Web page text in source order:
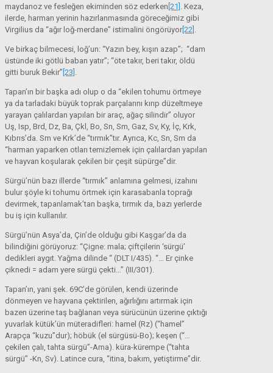
maydanoz ve fesleğen ekiminden söz ederken [21] . Keza,
ilerde, harman yerinin hazırlanmasında göreceğimiz gibi
Virgilius da “ağır loğ-merdane” istimalini öngörüyor [22] .
Ve birkaç bilmecesi, loğ’un: “Yazın bey, kışın azap”; “dam
üstünde iki götlü baban yatır”; “öte takır, beri takır, öldü
gitti buruk Bekir” [23] .
Tapan’ın bir başka adı olup o da “ekilen tohumu örtmeye
ya da tarladaki büyük toprak parçalarını kırıp düzeltmeye
yarayan çalılardan yapılan bir araç, ağaç silindir” oluyor
Uş, Isp, Brd, Dz, Ba, Çkl, Bo, Sn, Sm, Gaz, Sv, Ky, İç, Krk,
Kıbrıs’da. Sm ve Krk’de “tırmık”tır. Ayrıca, Kc, Sn, Sm da
“harman yaparken otları temizlemek için çalılardan yapılan
ve hayvan koşularak çekilen bir çeşit süpürge”dir.
Sürgü’nün bazı illerde “tırmık” anlamına gelmesi, izahını
bulur şöyle ki tohumu örtmek için karasabanla toprağı
devirmek, tapanlamak’tan başka, tırmık da, bazı yerlerde
bu iş için kullanılır.
Sürgü’nün Asya’da, Çin’de olduğu gibi Kaşgar’da da
bilindiğini görüyoruz: “Çigne: mala; çiftçilerin ‘sürgü’
dedikleri aygıt. Yağma dilinde “ (DLT I/435). “… Er çinke
çiknedi = adam yere sürgü çekti…” (III/301).
Tapan’ın, yani şek. 69C’de görülen, kendi üzerinde
dönmeyen ve hayvana çektirilen, ağırlığını artırmak için
bazen üzerine taş bağlanan veya sürücünün üzerine çıktığı
yuvarlak kütük’ün müteradifleri: hamel (Rz) (“hamel”
Arapça “kuzu”dur); höbük (el sürgüsü-Bo); keşen (“…
çekilen çalı, tahta sürgü”-Ama). küra-kürempe (“tahta
sürgü” -Kn, Sv). Latince cura, “itina, bakım, yetiştirme”dir.